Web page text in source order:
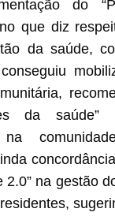
do
que diz
da saúde,
da
na
2.0” na gestão